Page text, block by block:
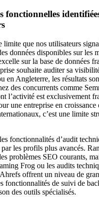
fonctionnelles
limite que nos utilisateurs
données disponibles sur les
sur la base de données
souhaite auditer sa
en Angleterre, les résultats
des concurrents comme
l’activité est exclusivement
une entreprise en
c’est une limite
fonctionnalités d’audit
les profils plus avancés.
problèmes SEO courants,
Frog ou les audits
offrent un niveau de
fonctionnalités de suivi de
des outils spécialisés.